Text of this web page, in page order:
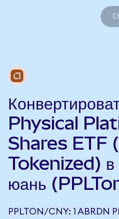
Physical
Shares ETF
Tokenized) в
юань
PPLTON/CNY: 1 ABRDN